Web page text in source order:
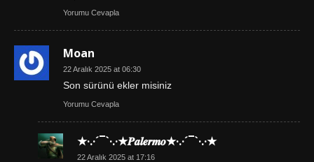
Yorumu Cevapla
Moan
22 Aralık 2025 at 06:30
Son sürünü ekler misiniz
Yorumu Cevapla
★·.·´¯`·.·★𝑷𝒂𝒍𝒆𝒓𝒎𝒐★·.·´¯`·.·★
22 Aralık 2025 at 17:16